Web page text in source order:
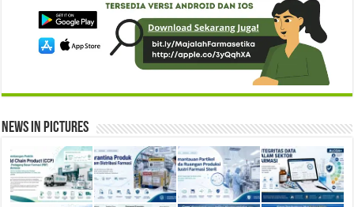
News in Pictures